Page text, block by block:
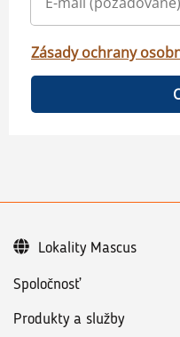
Zásady ochrany
Spoločnosť
Produkty a služby
Lokality Mascus